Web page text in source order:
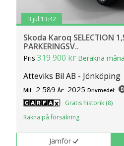
3 jul 13:42
Skoda Karoq SELECTION
PARKERINGSV..
Pris319 900 kr Beräkna
Atteviks Bil AB - Jönköping
Mil: 2 589 År: 2025 Drivmedel:
Gratis historik (8)
Räkna på försäkring
Jämför